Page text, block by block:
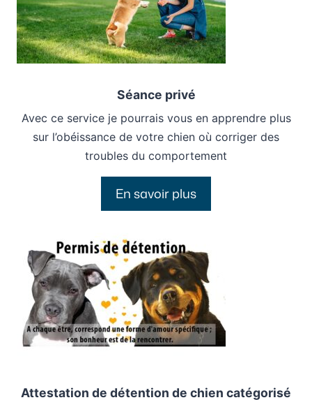
Séance privé
Avec ce service je pourrais vous en apprendre plus
sur l’obéissance de votre chien où corriger des
troubles du comportement
En savoir plus
Attestation de détention de chien catégorisé